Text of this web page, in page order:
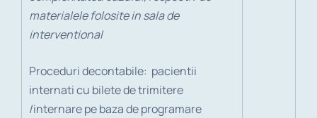
materialele folosite in sala de
interventional
Proceduri decontabile: pacientii
internati cu bilete de trimitere
/internare pe baza de programare